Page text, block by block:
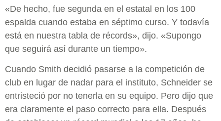
«De hecho, fue segunda en el estatal en los 100
espalda cuando estaba en séptimo curso. Y todavía
está en nuestra tabla de récords», dijo. «Supongo
que seguirá así durante un tiempo».
Cuando Smith decidió pasarse a la competición de
club en lugar de nadar para el instituto, Schneider se
entristeció por no tenerla en su equipo. Pero dijo que
era claramente el paso correcto para ella. Después